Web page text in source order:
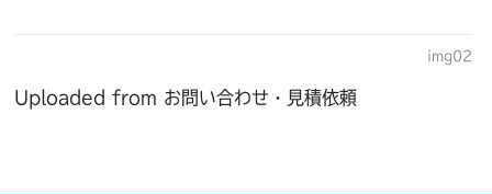
img02
Uploaded from お問い合わせ・見積依頼